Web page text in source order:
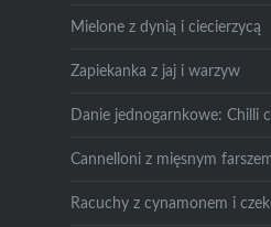
Mielone z dynią i ciecierzycą
Zapiekanka z jaj i warzyw
Danie jednogarnkowe: Chilli
Cannelloni z mięsnym
Racuchy z cynamonem i